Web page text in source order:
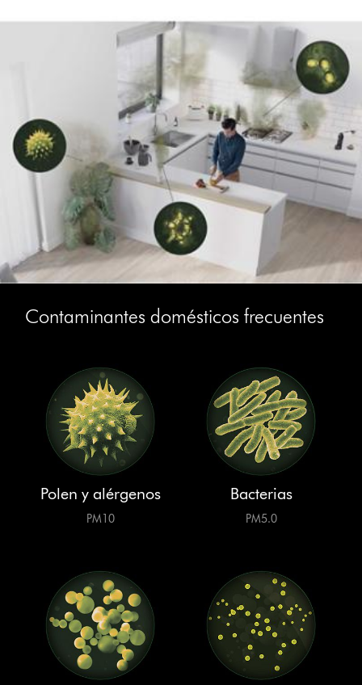
Contaminantes domésticos frecuentes
Polen y alérgenos
PM10
Bacterias
PM5.0